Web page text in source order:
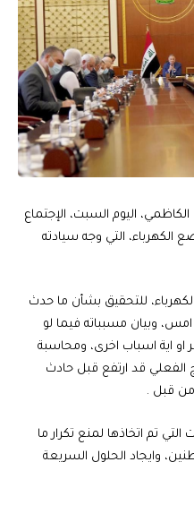
اليوم السبت، الإجتماع
الكهرباء، التي وجه سيادته
الكهرباء، للتحقيق بشأن ما حدث
وبيان مسبباته فيما لو
او اية اسباب اخرى، ومحاسبة
الفعلي قد ارتفع قبل حادث
من قبل .
تم اتخاذها لمنع تكرار ما
وايجاد الحلول السريعة